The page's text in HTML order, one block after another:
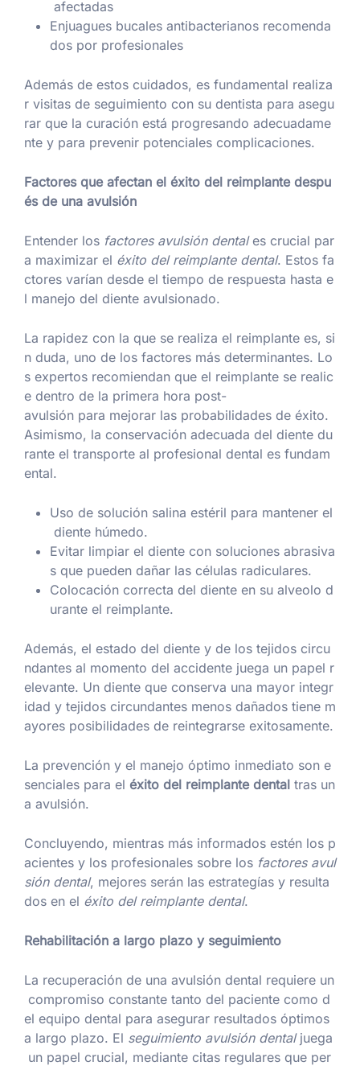
afectadas
Enjuagues bucales antibacterianos recomenda
dos por profesionales
Además de estos cuidados, es fundamental realiza
r visitas de seguimiento con su dentista para asegu
rar que la curación está progresando adecuadame
nte y para prevenir potenciales complicaciones.
Factores que afectan el éxito del reimplante despu
és de una avulsión
Entender los factores avulsión dentales crucial par
a maximizar el éxito del reimplante dental. Estos fa
ctores varían desde el tiempo de respuesta hasta e
l manejo del diente avulsionado.
La rapidez con la que se realiza el reimplante es, si
n duda, uno de los factores más determinantes. Lo
s expertos recomiendan que el reimplante se realic
e dentro de la primera hora post-
avulsión para mejorar las probabilidades de éxito.
Asimismo, la conservación adecuada del diente du
rante el transporte al profesional dental es fundam
ental.
Uso de solución salina estéril para mantener el
diente húmedo.
Evitar limpiar el diente con soluciones abrasiva
s que pueden dañar las células radiculares.
Colocación correcta del diente en su alveolo d
urante el reimplante.
Además, el estado del diente y de los tejidos circu
ndantes al momento del accidente juega un papel r
elevante. Un diente que conserva una mayor integr
idad y tejidos circundantes menos dañados tiene m
ayores posibilidades de reintegrarse exitosamente.
La prevención y el manejo óptimo inmediato son e
senciales para el éxito del reimplante dental tras un
a avulsión.
Concluyendo, mientras más informados estén los p
acientes y los profesionales sobre los factores avul
sión dental, mejores serán las estrategías y resulta
dos en el éxito del reimplante dental.
Rehabilitación a largo plazo y seguimiento
La recuperación de una avulsión dental requiere un
compromiso constante tanto del paciente como d
el equipo dental para asegurar resultados óptimos
a largo plazo. El seguimiento avulsión dentaljuega
un papel crucial, mediante citas regulares que per